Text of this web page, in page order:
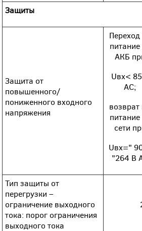
Защиты
Защита от
повышенного/
пониженного входного
напряжения
Переход
питание
АКБ
Uвх<
АС;
возврат
питание
сети
Uвх="
"264 В
Тип защиты от
перегрузки –
ограничение выходного
тока: порог ограничения
выходного тока